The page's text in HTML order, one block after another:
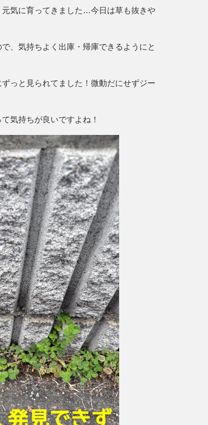
気に育ってきました…今日は草も抜きや
、気持ちよく出庫・帰庫できるようにと
っと見られてました！微動だにせずジー
気持ちが良いですよね！